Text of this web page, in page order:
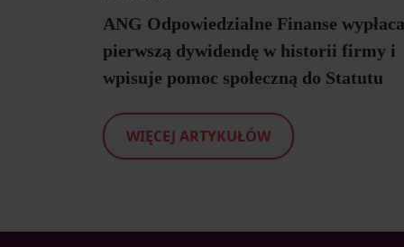
ANG Odpowiedzialne Finanse wypłaca
pierwszą dywidendę w historii firmy i
wpisuje pomoc społeczną do Statutu
WIĘCEJ ARTYKUŁÓW